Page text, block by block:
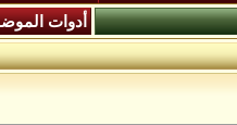
أدوات